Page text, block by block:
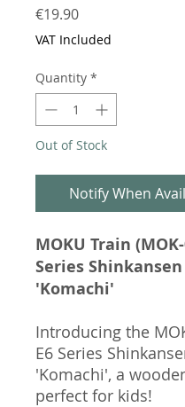
€19.90Price
VAT Included
Quantity *
Out of Stock
Notify When
MOKU Train
Series Shinkansen
'Komachi'
Introducing the
E6 Series
'Komachi', a
perfect for kids!